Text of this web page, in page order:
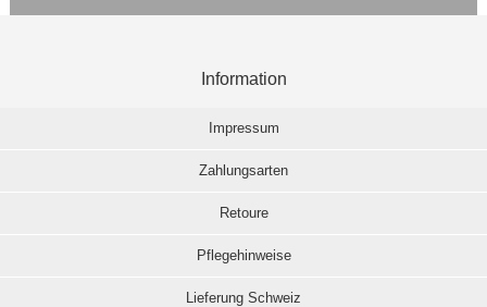
Information
Impressum
Zahlungsarten
Retoure
Pflegehinweise
Lieferung Schweiz